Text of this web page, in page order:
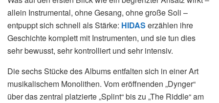
allein Instrumental, ohne Gesang, ohne große Soli –
entpuppt sich schnell als Stärke: HIDAS erzählen ihre
Geschichte komplett mit Instrumenten, und sie tun dies
sehr bewusst, sehr kontrolliert und sehr intensiv.
Die sechs Stücke des Albums entfalten sich in einer Art
musikalischem Monolithen. Vom eröffnenden „Dynger“
über das zentral platzierte „Splint“ bis zu „The Riddle“ am